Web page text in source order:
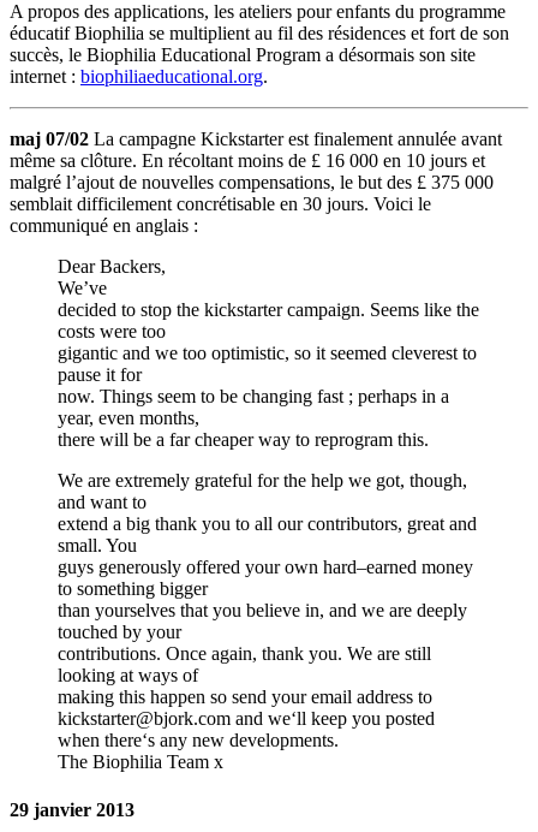
A propos des applications, les ateliers pour enfants du programme
éducatif Biophilia se multiplient au fil des résidences et fort de son
succès, le Biophilia Educational Program a désormais son site
internet : biophiliaeducational.org.
maj 07/02 La campagne Kickstarter est finalement annulée avant
même sa clôture. En récoltant moins de £ 16 000 en 10 jours et
malgré l’ajout de nouvelles compensations, le but des £ 375 000
semblait difficilement concrétisable en 30 jours. Voici le
communiqué en anglais :
Dear Backers,
We’ve
decided to stop the kickstarter campaign. Seems like the
costs were too
gigantic and we too optimistic, so it seemed cleverest to
pause it for
now. Things seem to be changing fast ; perhaps in a
year, even months,
there will be a far cheaper way to reprogram this.
We are extremely grateful for the help we got, though,
and want to
extend a big thank you to all our contributors, great and
small. You
guys generously offered your own hard–earned money
to something bigger
than yourselves that you believe in, and we are deeply
touched by your
contributions. Once again, thank you. We are still
looking at ways of
making this happen so send your email address to
kickstarter@bjork.com and we‘ll keep you posted
when there‘s any new developments.
The Biophilia Team x
29 janvier 2013